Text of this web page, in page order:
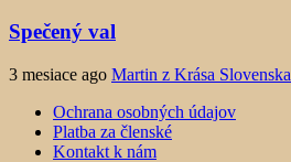
Spečený val
3 mesiace ago Martin z Krása Slovenska
Ochrana osobných údajov
Platba za členské
Kontakt k nám